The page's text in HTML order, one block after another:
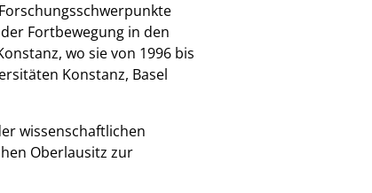
Fortbewegung in den
wo sie von 1996 bis
Konstanz, Basel
wissenschaftlichen
Oberlausitz zur